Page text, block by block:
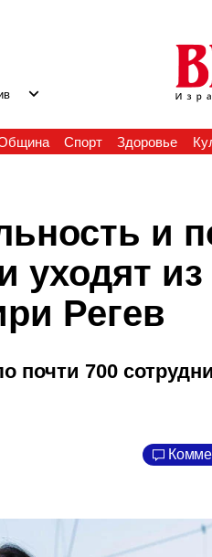
Спорт Здоровье
и
уходят из
Регев
почти 700